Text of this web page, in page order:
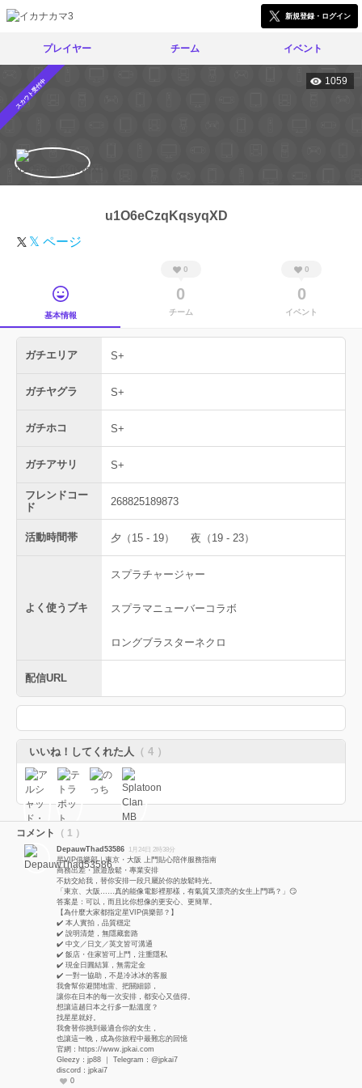
新規登録・ログイン
プレイヤー チーム イベント
スカウト受付中 1059
u1O6eCzqKqsyqXD
𝕏 ページ
基本情報
0
0
チーム
0
0
イベント
ガチエリア S+
ガチヤグラ S+
ガチホコ S+
ガチアサリ S+
フレンドコー
ド
268825189873
活動時間帯 夕（15 - 19） 夜（19 - 23）
よく使うブキ
スプラチャージャー
スプラマニューバーコラボ
ロングブラスターネクロ
配信URL
いいね！してくれた人 （ 4 ）
コメント （ 1 ）
DepauwThad53586 1月24日 2時38分
星VIP俱樂部｜東京・大阪 上門貼心陪伴服務指南
商務出差・旅遊放鬆・專業安排
不妨交給我，替你安排一段只屬於你的放鬆時光。
「東京、大阪……真的能像電影裡那樣，有氣質又漂亮的女生上門嗎？」😏
答案是：可以，而且比你想像的更安心、更簡單。
【為什麼大家都指定星VIP俱樂部？】
✔️ 本人實拍，品質穩定
✔️ 說明清楚，無隱藏套路
✔️ 中文／日文／英文皆可溝通
✔️ 飯店・住家皆可上門，注重隱私
✔️ 現金日圓結算，無需定金
✔️ 一對一協助，不是冷冰冰的客服
我會幫你避開地雷、把關細節，
讓你在日本的每一次安排，都安心又值得。
想讓這趟日本之行多一點溫度？
找星星就好。
我會替你挑到最適合你的女生，
也讓這一晚，成為你旅程中最難忘的回憶
官網：https://www.jpkai.com
Gleezy：jp88 ｜ Telegram：@jpkai7
discord：jpkai7
0